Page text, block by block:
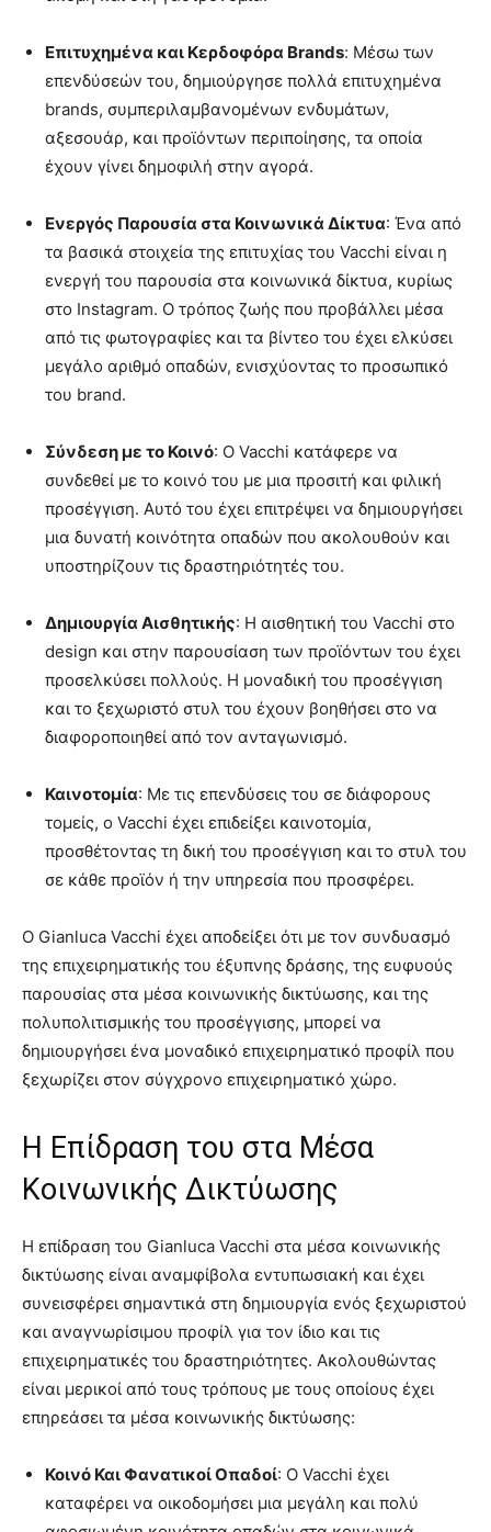
Επιτυχημένα και Κερδοφόρα Brands: Μέσω των
επενδύσεών του, δημιούργησε πολλά επιτυχημένα
brands, συμπεριλαμβανομένων ενδυμάτων,
αξεσουάρ, και προϊόντων περιποίησης, τα οποία
έχουν γίνει δημοφιλή στην αγορά.
Ενεργός Παρουσία στα Κοινωνικά Δίκτυα: Ένα από
τα βασικά στοιχεία της επιτυχίας του Vacchi είναι η
ενεργή του παρουσία στα κοινωνικά δίκτυα, κυρίως
στο Instagram. Ο τρόπος ζωής που προβάλλει μέσα
από τις φωτογραφίες και τα βίντεο του έχει ελκύσει
μεγάλο αριθμό οπαδών, ενισχύοντας το προσωπικό
του brand.
Σύνδεση με το Κοινό: Ο Vacchi κατάφερε να
συνδεθεί με το κοινό του με μια προσιτή και φιλική
προσέγγιση. Αυτό του έχει επιτρέψει να δημιουργήσει
μια δυνατή κοινότητα οπαδών που ακολουθούν και
υποστηρίζουν τις δραστηριότητές του.
Δημιουργία Αισθητικής: Η αισθητική του Vacchi στο
design και στην παρουσίαση των προϊόντων του έχει
προσελκύσει πολλούς. Η μοναδική του προσέγγιση
και το ξεχωριστό στυλ του έχουν βοηθήσει στο να
διαφοροποιηθεί από τον ανταγωνισμό.
Καινοτομία: Με τις επενδύσεις του σε διάφορους
τομείς, ο Vacchi έχει επιδείξει καινοτομία,
προσθέτοντας τη δική του προσέγγιση και το στυλ του
σε κάθε προϊόν ή την υπηρεσία που προσφέρει.
Ο Gianluca Vacchi έχει αποδείξει ότι με τον συνδυασμό
της επιχειρηματικής του έξυπνης δράσης, της ευφυούς
παρουσίας στα μέσα κοινωνικής δικτύωσης, και της
πολυπολιτισμικής του προσέγγισης, μπορεί να
δημιουργήσει ένα μοναδικό επιχειρηματικό προφίλ που
ξεχωρίζει στον σύγχρονο επιχειρηματικό χώρο.
Η Επίδραση του στα Μέσα
Κοινωνικής Δικτύωσης
Η επίδραση του Gianluca Vacchi στα μέσα κοινωνικής
δικτύωσης είναι αναμφίβολα εντυπωσιακή και έχει
συνεισφέρει σημαντικά στη δημιουργία ενός ξεχωριστού
και αναγνωρίσιμου προφίλ για τον ίδιο και τις
επιχειρηματικές του δραστηριότητες. Ακολουθώντας
είναι μερικοί από τους τρόπους με τους οποίους έχει
επηρεάσει τα μέσα κοινωνικής δικτύωσης:
Κοινό Και Φανατικοί Οπαδοί: Ο Vacchi έχει
καταφέρει να οικοδομήσει μια μεγάλη και πολύ